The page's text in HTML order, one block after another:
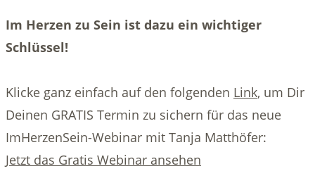
Im Herzen zu Sein ist dazu ein wichtiger
Schlüssel!
Klicke ganz einfach auf den folgenden Link, um Dir
Deinen GRATIS Termin zu sichern für das neue
ImHerzenSein-Webinar mit Tanja Matthöfer:
Jetzt das Gratis Webinar ansehen